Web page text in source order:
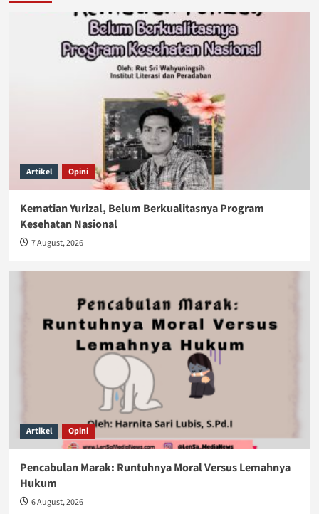
Artikel Opini
Kematian Yurizal, Belum Berkualitasnya Program
Kesehatan Nasional
7 August, 2026
Artikel Opini
Pencabulan Marak: Runtuhnya Moral Versus Lemahnya
Hukum
6 August, 2026